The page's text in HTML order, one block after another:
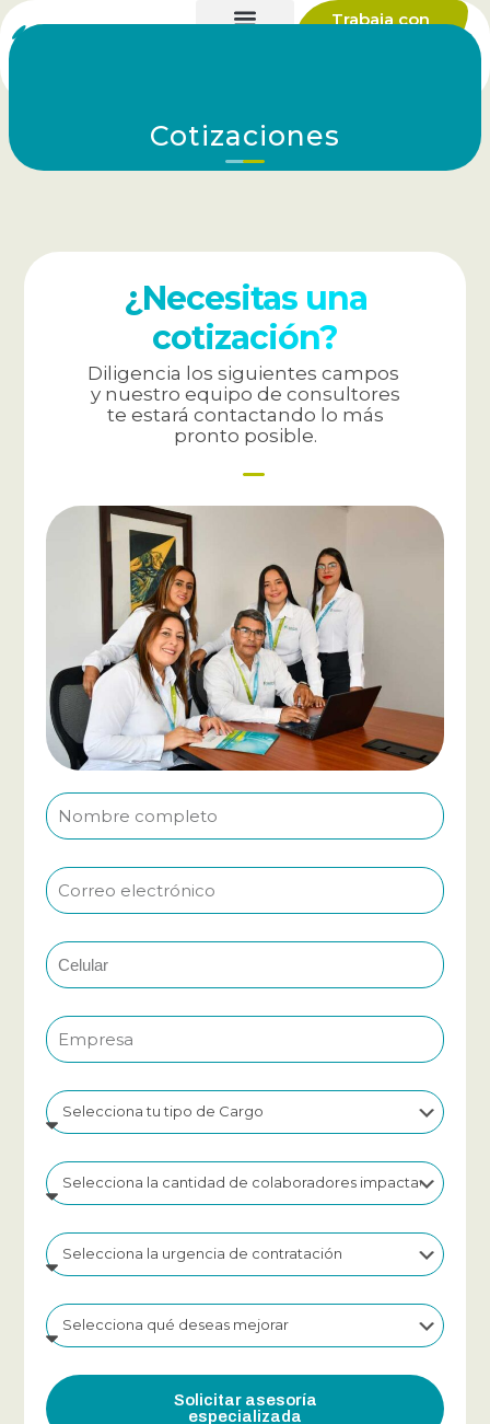
Trabaja con
Cotizaciones
¿Necesitas una
cotización?
Diligencia los siguientes campos
y nuestro equipo de consultores
te estará contactando lo más
pronto posible.
Solicitar asesoría
especializada